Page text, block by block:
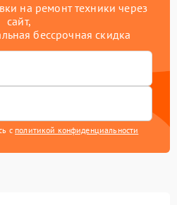
на ремонт техники через
сайт,
бессрочная скидка
с политикой конфиденциальности